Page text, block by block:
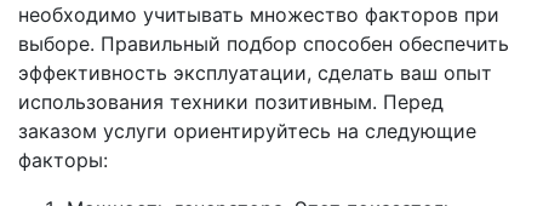
необходимо учитывать множество факторов при
выборе. Правильный подбор способен обеспечить
эффективность эксплуатации, сделать ваш опыт
использования техники позитивным. Перед
заказом услуги ориентируйтесь на следующие
факторы: